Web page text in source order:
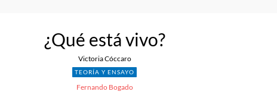
¿Qué está vivo?
Victoria Cóccaro
TEORÍA Y ENSAYO
Fernando Bogado